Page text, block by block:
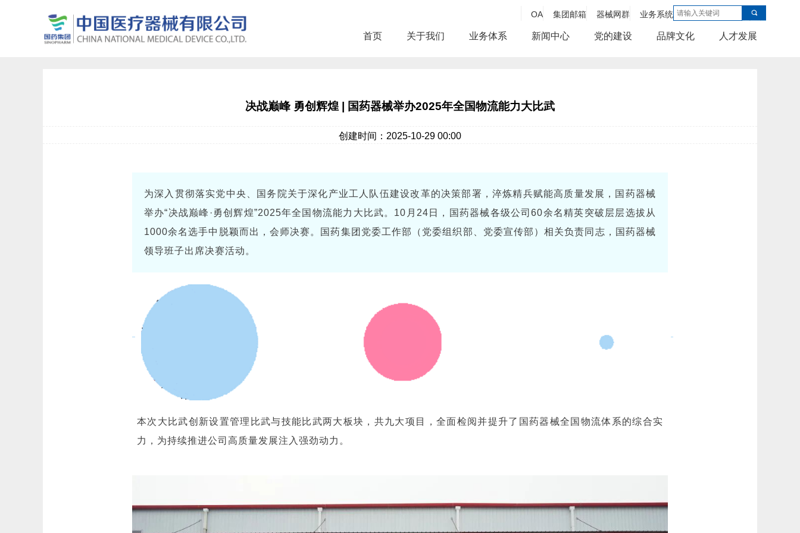
OA 集团邮箱 器械网群 业务系统
首页 关于我们 业务体系 新闻中心 党的建设 品牌文化 人才发展
决战巅峰 勇创辉煌 | 国药器械举办2025年全国物流能力大比武
创建时间：2025-10-29 00:00
为深入贯彻落实党中央、国务院关于深化产业工人队伍建设改革的决策部署，淬炼精兵赋能高质量发展，国药器械
举办“决战巅峰·勇创辉煌”2025年全国物流能力大比武。10月24日，国药器械各级公司60余名精英突破层层选拔从
1000余名选手中脱颖而出，会师决赛。国药集团党委工作部（党委组织部、党委宣传部）相关负责同志，国药器械
领导班子出席决赛活动。
本次大比武创新设置管理比武与技能比武两大板块，共九大项目，全面检阅并提升了国药器械全国物流体系的综合实
力，为持续推进公司高质量发展注入强劲动力。